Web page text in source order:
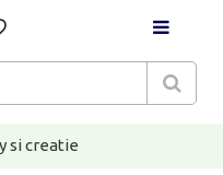
si creatie